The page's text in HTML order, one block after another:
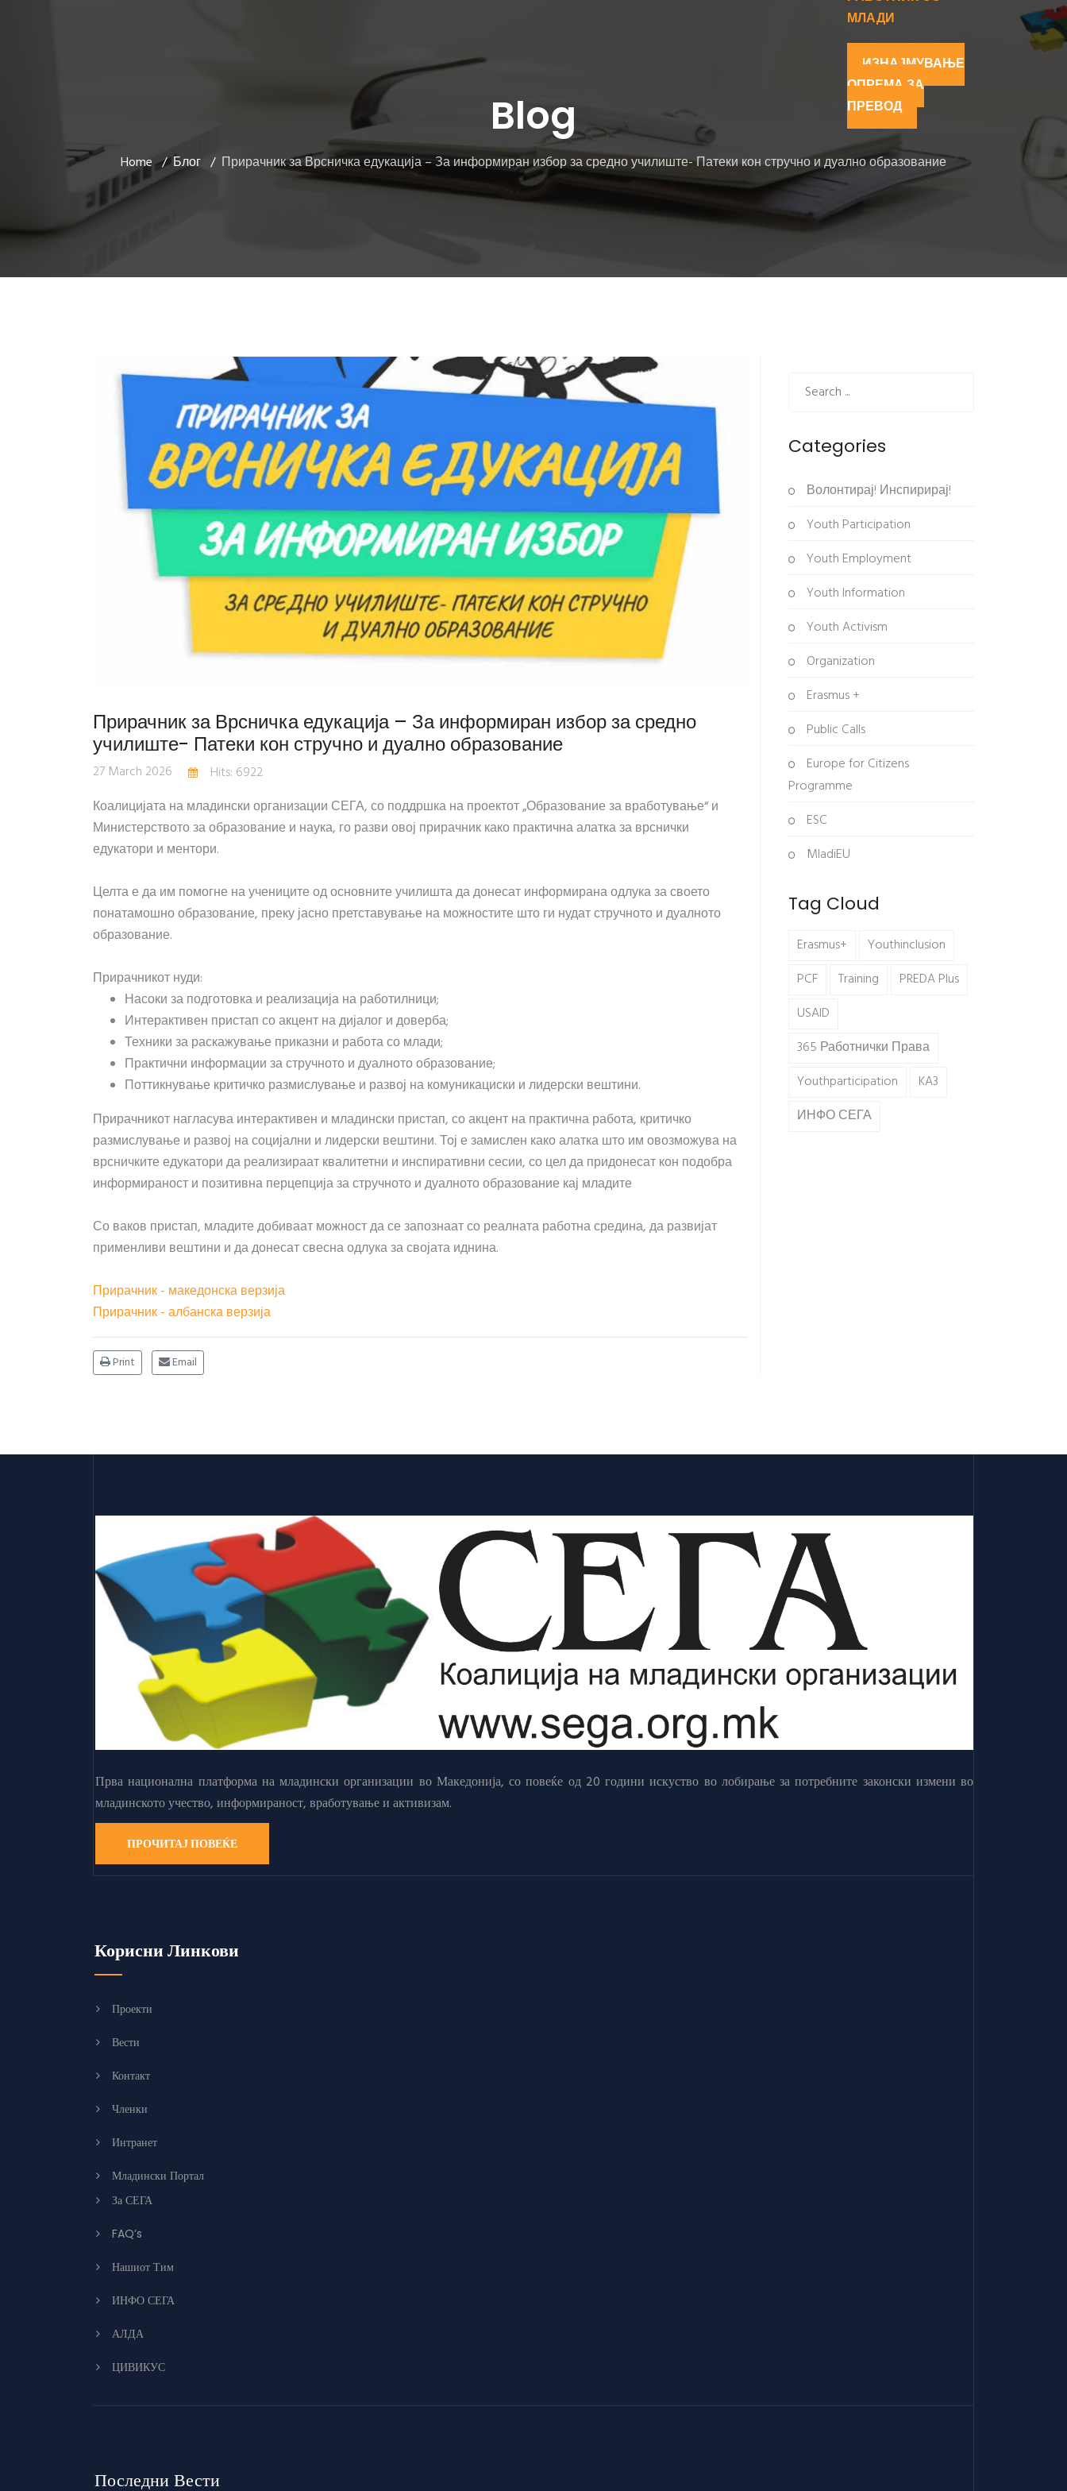
МЛАДИ
ИЗНАЈМУВАЊЕ
ОПРЕМА ЗА
ПРЕВОД
Blog
Home Блог Прирачник за Врсничка едукација – За информиран избор за средно училиште- Патеки кон стручно и дуално образование
Прирачник за Врсничка едукација – За информиран избор за средно
училиште- Патеки кон стручно и дуално образование
27 March 2026
Hits: 6922
Коалицијата на младински организации СЕГА, со поддршка на проектот „Образование за вработување“ и
Министерството за образование и наука, го разви овој прирачник како практична алатка за врснички
едукатори и ментори.
Целта е да им помогне на учениците од основните училишта да донесат информирана одлука за своето
понатамошно образование, преку јасно претставување на можностите што ги нудат стручното и дуалното
образование.
Прирачникот нуди:
Насоки за подготовка и реализација на работилници;
Интерактивен пристап со акцент на дијалог и доверба;
Техники за раскажување приказни и работа со млади;
Практични информации за стручното и дуалното образование;
Поттикнување критичко размислување и развој на комуникациски и лидерски вештини.
Прирачникот нагласува интерактивен и младински пристап, со акцент на практична работа, критичко
размислување и развој на социјални и лидерски вештини. Тој е замислен како алатка што им овозможува на
врсничките едукатори да реализираат квалитетни и инспиративни сесии, со цел да придонесат кон подобра
информираност и позитивна перцепција за стручното и дуалното образование кај младите
Со ваков пристап, младите добиваат можност да се запознаат со реалната работна средина, да развијат
применливи вештини и да донесат свесна одлука за својата иднина.
Прирачник - македонска верзија
Прирачник - албанска верзија
Print Email
Categories
Волонтирај! Инспирирај!
Youth Participation
Youth Employment
Youth Information
Youth Activism
Organization
Erasmus +
Public Calls
Europe for Citizens
Programme
ESC
MladiEU
Tag Cloud
Erasmus+
Youthinclusion
PCF
Training
PREDA Plus
USAID
365 Работнички Права
Youthparticipation
KA3
ИНФО СЕГА
Прва национална платформа на младински организации во Македонија, со повеќе од 20 години искуство во лобирање за потребните законски измени во
младинското учество, информираност, вработување и активизам.
ПРОЧИТАЈ ПОВЕЌЕ
Корисни Линкови
Проекти
Вести
Контакт
Членки
Интранет
Младински Портал
За СЕГА
FAQ’s
Нашиот Тим
ИНФО СЕГА
АЛДА
ЦИВИКУС
Последни Вести